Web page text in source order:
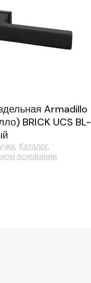
Armadillo
BRICK UCS BL-
Каталог
основании